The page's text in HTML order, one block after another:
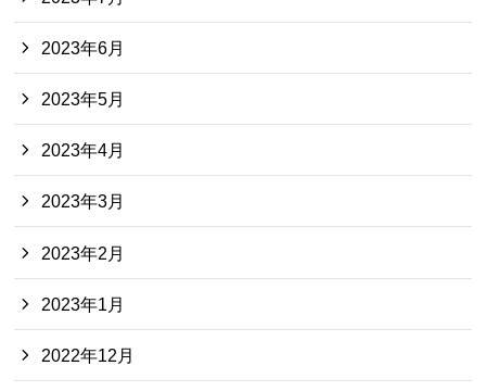
2023年6月
2023年5月
2023年4月
2023年3月
2023年2月
2023年1月
2022年12月